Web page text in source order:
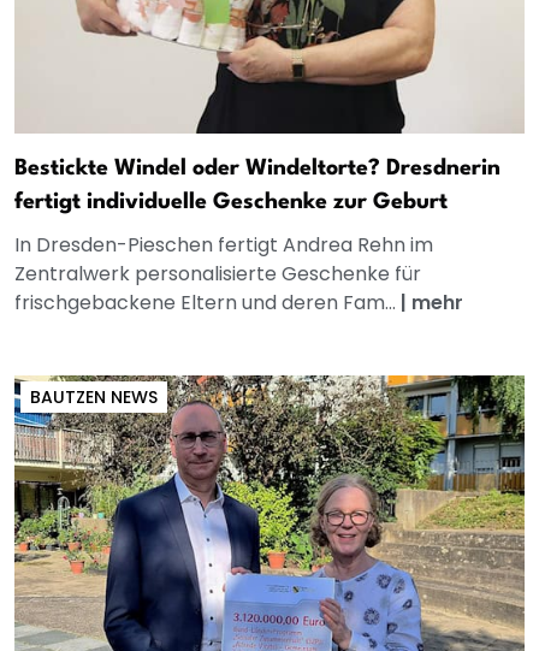
Bestickte Windel oder Windeltorte? Dresdnerin
fertigt individuelle Geschenke zur Geburt
In Dresden-Pieschen fertigt Andrea Rehn im
Zentralwerk personalisierte Geschenke für
frischgebackene Eltern und deren Fam... | mehr
BAUTZEN NEWS